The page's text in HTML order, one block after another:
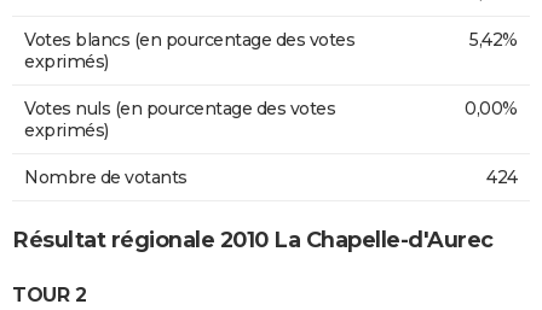
Votes blancs (en pourcentage des votes
exprimés)
5,42%
Votes nuls (en pourcentage des votes
exprimés)
0,00%
Nombre de votants 424
Résultat régionale 2010 La Chapelle-d'Aurec
TOUR 2